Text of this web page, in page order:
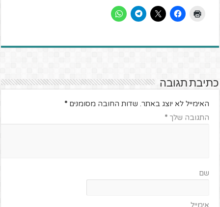
כתיבת תגובה
האימייל לא יוצג באתר. שדות החובה מסומנים*
התגובה שלך*
שם
אימייל